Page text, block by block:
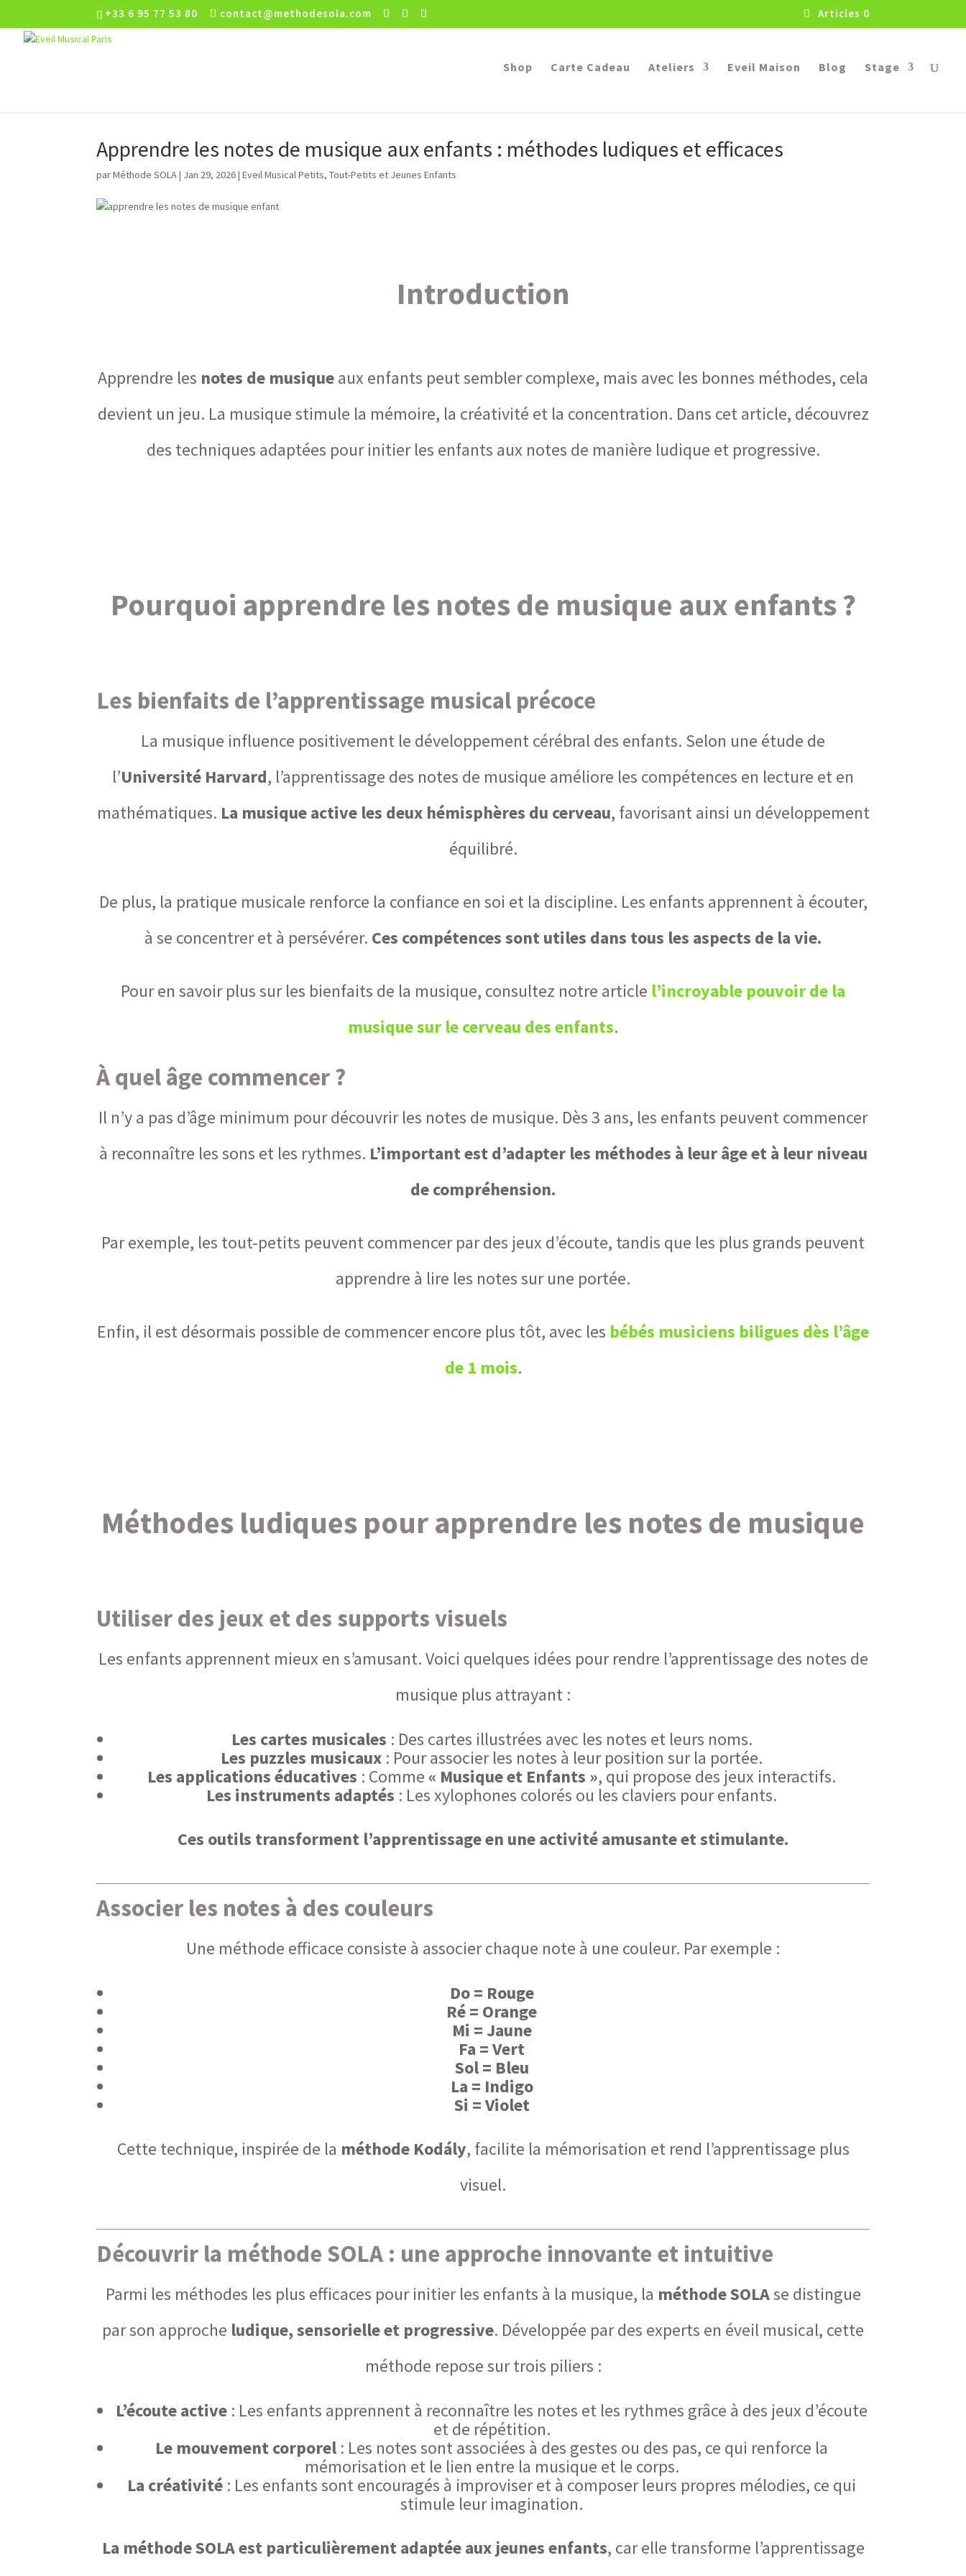
+33 6 95 77 53 80 contact@methodesola.com Articles 0
Shop Carte Cadeau Ateliers Eveil Maison Blog Stage
Apprendre les notes de musique aux enfants : méthodes ludiques et efficaces
parMéthode SOLA| Jan 29, 2026|Eveil Musical Petits, Tout-Petits et Jeunes Enfants
Introduction
Apprendre les notes de musiqueaux enfants peut sembler complexe, mais avec les bonnes méthodes, cela
devient un jeu. La musique stimule la mémoire, la créativité et la concentration. Dans cet article, découvrez
des techniques adaptées pour initier les enfants aux notes de manière ludique et progressive.
Pourquoi apprendre les notes de musique aux enfants ?
Les bienfaits de l’apprentissage musical précoce
La musique influence positivement le développement cérébral des enfants. Selon une étude de
l’Université Harvard, l’apprentissage des notes de musique améliore les compétences en lecture et en
mathématiques. La musique active les deux hémisphères du cerveau, favorisant ainsi un développement
équilibré.
De plus, la pratique musicale renforce la confiance en soi et la discipline. Les enfants apprennent à écouter,
à se concentrer et à persévérer. Ces compétences sont utiles dans tous les aspects de la vie.
Pour en savoir plus sur les bienfaits de la musique, consultez notre article l’incroyable pouvoir de la
musique sur le cerveau des enfants.
À quel âge commencer ?
Il n’y a pas d’âge minimum pour découvrir les notes de musique. Dès 3 ans, les enfants peuvent commencer
à reconnaître les sons et les rythmes. L’important est d’adapter les méthodes à leur âge et à leur niveau
de compréhension.
Par exemple, les tout-petits peuvent commencer par des jeux d’écoute, tandis que les plus grands peuvent
apprendre à lire les notes sur une portée.
Enfin, il est désormais possible de commencer encore plus tôt, avec les bébés musiciens biligues dès l’âge
de 1 mois.
Méthodes ludiques pour apprendre les notes de musique
Utiliser des jeux et des supports visuels
Les enfants apprennent mieux en s’amusant. Voici quelques idées pour rendre l’apprentissage des notes de
musique plus attrayant :
Les cartes musicales : Des cartes illustrées avec les notes et leurs noms.
Les puzzles musicaux : Pour associer les notes à leur position sur la portée.
Les applications éducatives : Comme « Musique et Enfants », qui propose des jeux interactifs.
Les instruments adaptés : Les xylophones colorés ou les claviers pour enfants.
Ces outils transforment l’apprentissage en une activité amusante et stimulante.
Associer les notes à des couleurs
Une méthode efficace consiste à associer chaque note à une couleur. Par exemple :
Do = Rouge
Ré = Orange
Mi = Jaune
Fa = Vert
Sol = Bleu
La = Indigo
Si = Violet
Cette technique, inspirée de la méthode Kodály, facilite la mémorisation et rend l’apprentissage plus
visuel.
Découvrir la méthode SOLA : une approche innovante et intuitive
Parmi les méthodes les plus efficaces pour initier les enfants à la musique, la méthode SOLAse distingue
par son approche ludique, sensorielle et progressive. Développée par des experts en éveil musical, cette
méthode repose sur trois piliers :
L’écoute active : Les enfants apprennent à reconnaître les notes et les rythmes grâce à des jeux d’écoute
et de répétition.
Le mouvement corporel : Les notes sont associées à des gestes ou des pas, ce qui renforce la
mémorisation et le lien entre la musique et le corps.
La créativité : Les enfants sont encouragés à improviser et à composer leurs propres mélodies, ce qui
stimule leur imagination.
La méthode SOLA est particulièrement adaptée aux jeunes enfants, car elle transforme l’apprentissage